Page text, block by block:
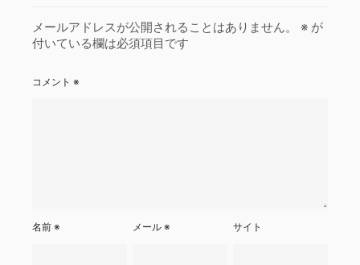
メールアドレスが公開されることはありません。 ※ が
付いている欄は必須項目です
コメント ※
名前 ※ メール※ サイト